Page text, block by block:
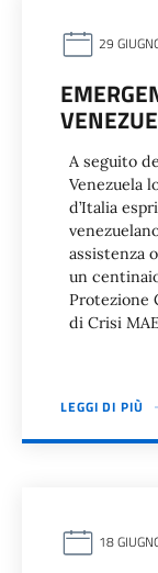
29
A seguito
Venezuela
d’Italia
assistenza
un
Protezione
di Crisi
LEGGI DI PIÙ
18